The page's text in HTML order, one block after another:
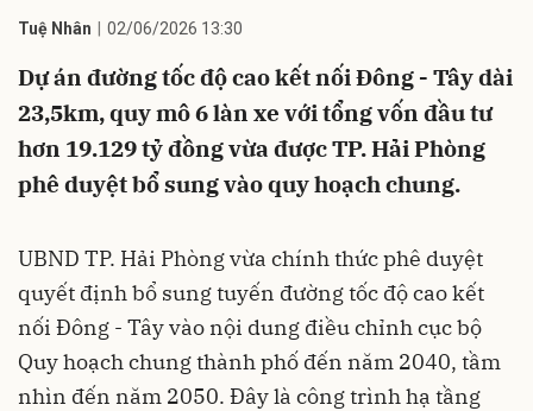
Tuệ Nhân 02/06/2026 13:30
Dự án đường tốc độ cao kết nối Đông - Tây dài
23,5km, quy mô 6 làn xe với tổng vốn đầu tư
hơn 19.129 tỷ đồng vừa được TP. Hải Phòng
phê duyệt bổ sung vào quy hoạch chung.
UBND TP. Hải Phòng vừa chính thức phê duyệt
quyết định bổ sung tuyến đường tốc độ cao kết
nối Đông - Tây vào nội dung điều chỉnh cục bộ
Quy hoạch chung thành phố đến năm 2040, tầm
nhìn đến năm 2050. Đây là công trình hạ tầng
Hủy Gửi